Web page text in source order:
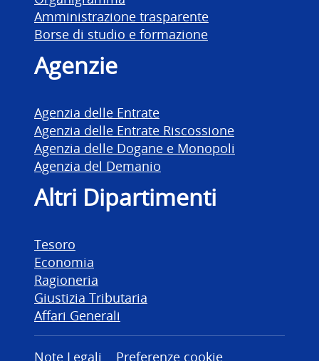
Amministrazione trasparente
Borse di studio e formazione
Agenzie
Agenzia delle Entrate
Agenzia delle Entrate Riscossione
Agenzia delle Dogane e Monopoli
Agenzia del Demanio
Altri Dipartimenti
Tesoro
Economia
Ragioneria
Giustizia Tributaria
Affari Generali
Note Legali Preferenze cookie